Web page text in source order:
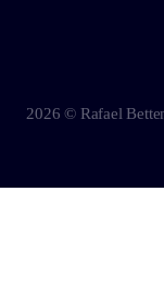
2026 © Rafael